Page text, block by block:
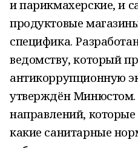
и парикмахерские, и
продуктовые
специфика.
ведомству, который
антикоррупционную
утверждён Минюстом.
направлений,
какие санитарные